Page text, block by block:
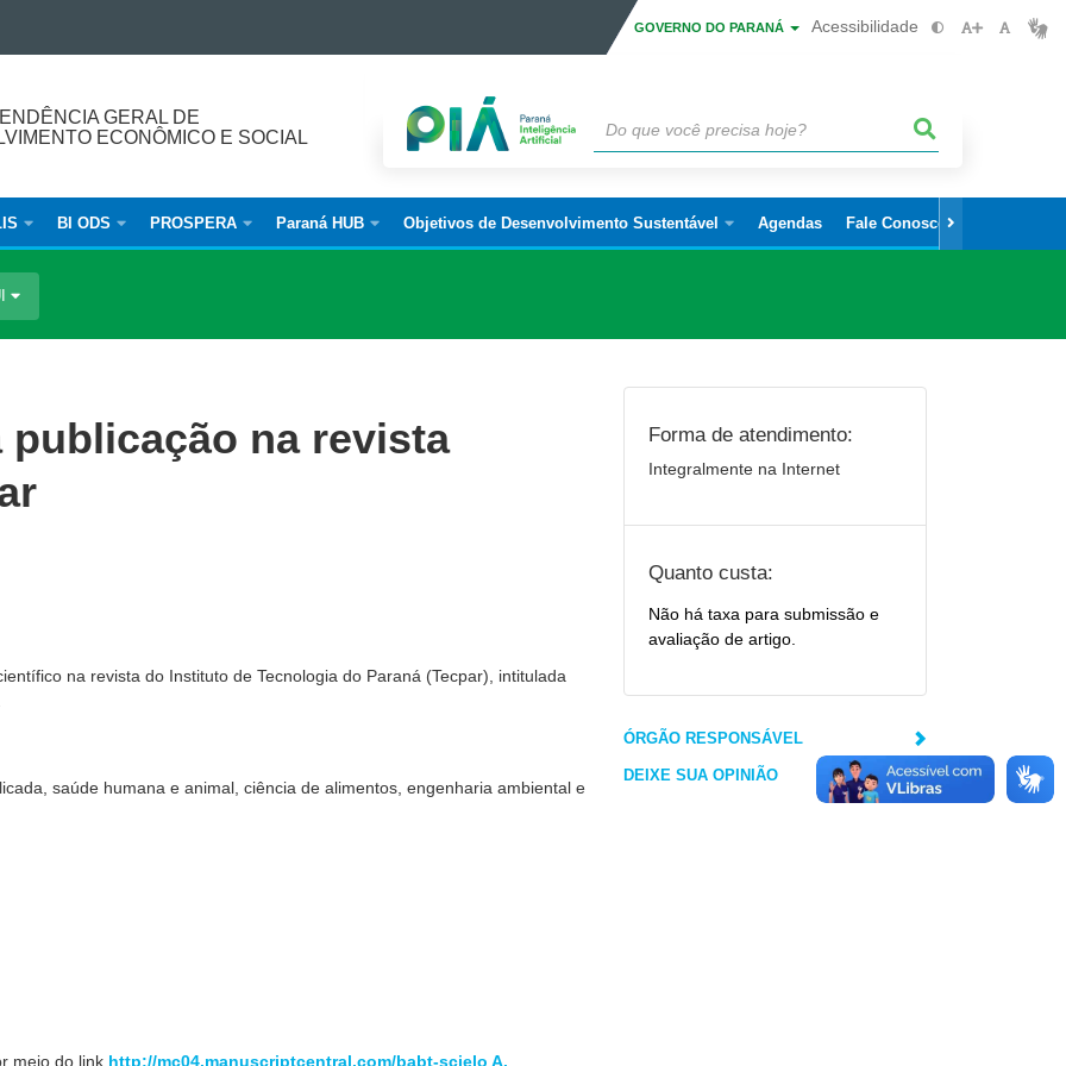
GOVERNO DO PARANÁ Acessibilidade
GERAL DE
ECONÔMICO E SOCIAL
BI ODS PROSPERA Paraná HUB Objetivos de Desenvolvimento Sustentável Agendas Fale Conosco
na revista
na revista do Instituto de Tecnologia do Paraná (Tecpar), intitulada
saúde humana e animal, ciência de alimentos, engenharia ambiental e
meio do link http://mc04.manuscriptcentral.com/babt-scielo A.
Forma de atendimento:
Integralmente na Internet
Quanto custa:
Não há taxa para submissão e
avaliação de artigo.
ÓRGÃO RESPONSÁVEL
DEIXE SUA OPINIÃO